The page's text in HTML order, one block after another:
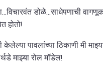
डोळे...साधेपणाची
होतो!
केलेल्या पावलांच्या ठिकाणी मी
माझ्या रोल मॉडेल!